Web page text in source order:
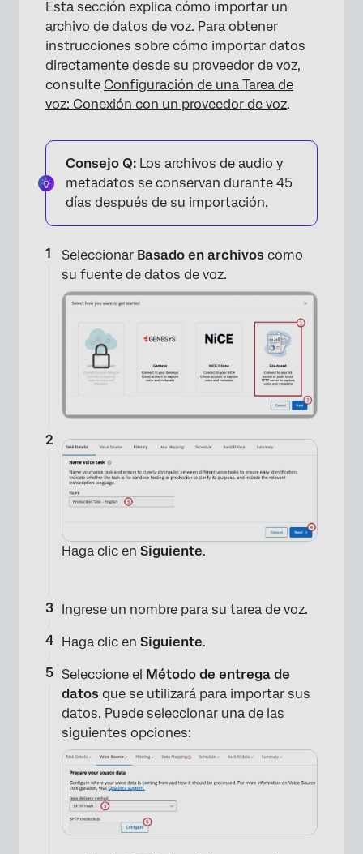
Esta sección explica cómo importar un
archivo de datos de voz. Para obtener
instrucciones sobre cómo importar datos
directamente desde su proveedor de voz,
consulte Configuración de una Tarea de
voz: Conexión con un proveedor de voz.
Consejo Q: Los archivos de audio y
metadatos se conservan durante 45
días después de su importación.
Seleccionar Basado en archivos como
su fuente de datos de voz.
Haga clic en Siguiente.
Ingrese un nombre para su tarea de voz.
Haga clic en Siguiente.
Seleccione el Método de entrega de
datos que se utilizará para importar sus
datos. Puede seleccionar una de las
siguientes opciones: